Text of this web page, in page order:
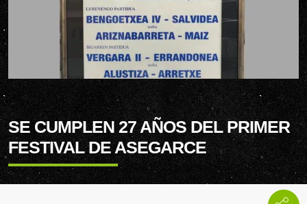
SE CUMPLEN 27 AÑOS DEL PRIMER
FESTIVAL DE ASEGARCE